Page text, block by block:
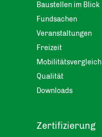
Baustellen im Blick
Fundsachen
Veranstaltungen
Freizeit
Mobilitätsvergleich
Qualität
Downloads
Zertifizierung